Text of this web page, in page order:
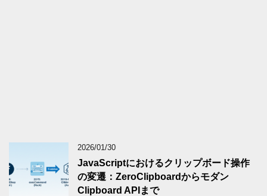
2026/01/30
JavaScriptにおけるクリップボード操作
の変遷：ZeroClipboardからモダン
Clipboard APIまで